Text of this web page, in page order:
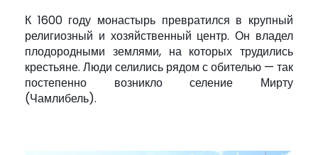
К 1600 году монастырь превратился в крупный
религиозный и хозяйственный центр. Он владел
плодородными землями, на которых трудились
крестьяне. Люди селились рядом с обителью — так
постепенно возникло селение Мирту
(Чамлибель).